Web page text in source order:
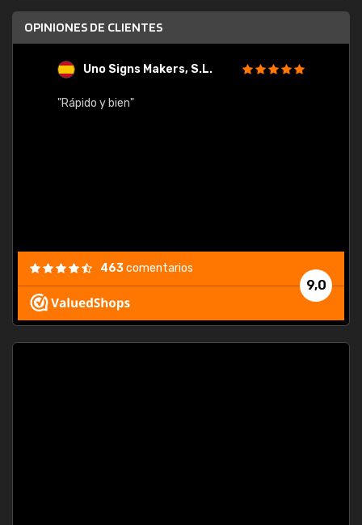
OPINIONES DE CLIENTES
Uno Signs Makers, S.L.
"Rápido y bien"
9,0
463comentarios